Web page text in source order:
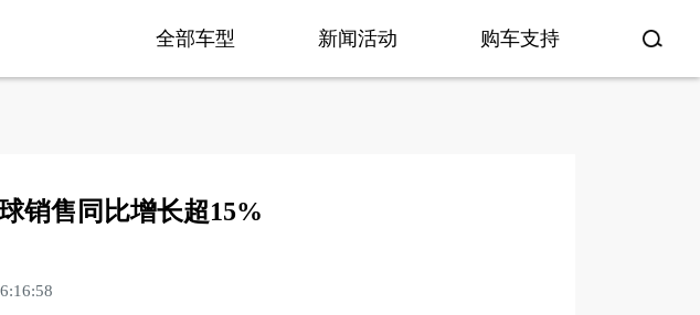
全部车型 新闻活动 购车支持
销售同比增长超15%